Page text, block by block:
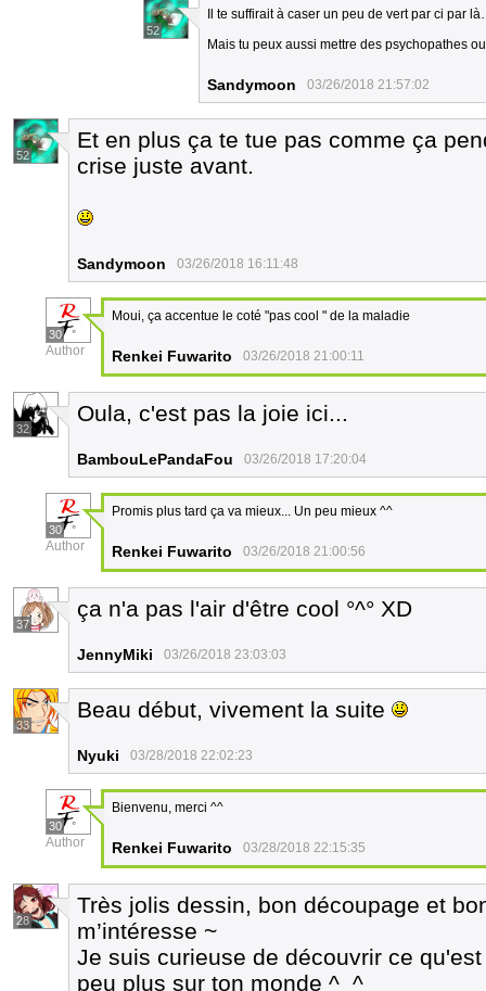
52
Il te suffirait à caser un peu de vert par ci par
Mais tu peux aussi mettre des psychopathes
Sandymoon 03/26/2018 21:57:02
52
Et en plus ça te tue pas comme ça
crise juste avant.
Sandymoon 03/26/2018 16:11:48
30
Author
Moui, ça accentue le coté "pas cool " de la maladie
Renkei Fuwarito 03/26/2018 21:00:11
32
Oula, c'est pas la joie ici...
BambouLePandaFou 03/26/2018 17:20:04
30
Author
Promis plus tard ça va mieux... Un peu mieux ^^
Renkei Fuwarito 03/26/2018 21:00:56
37
ça n'a pas l'air d'être cool °^° XD
JennyMiki 03/26/2018 23:03:03
33
Beau début, vivement la suite
Nyuki 03/28/2018 22:02:23
30
Author
Bienvenu, merci ^^
Renkei Fuwarito 03/28/2018 22:15:35
28
Très jolis dessin, bon découpage et
m’intéresse ~
Je suis curieuse de découvrir ce
peu plus sur ton monde ^_^